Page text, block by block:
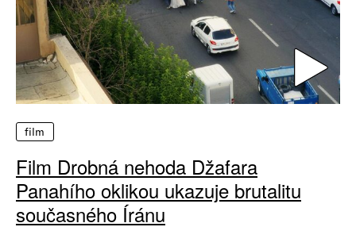
film
Film Drobná nehoda Džafara
Panahího oklikou ukazuje brutalitu
současného Íránu